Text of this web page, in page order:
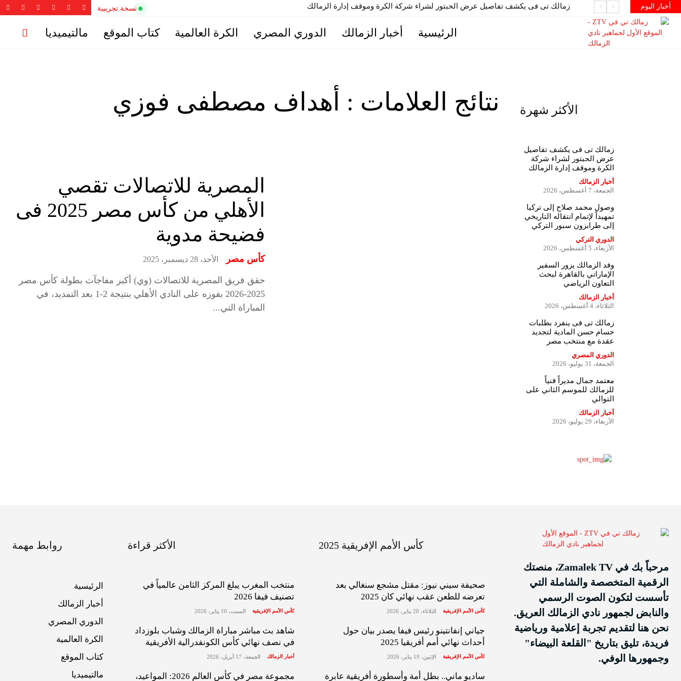
نسخة تجريبية أخبار اليوم زمالك تى فى يكشف تفاصيل عرض الحبتور لشراء شركة الكرة وموقف إدارة الزمالك
الرئيسية أخبار الزمالك الدوري المصري الكرة العالمية كتاب الموقع مالتيميديا
نتائج العلامات : أهداف مصطفى فوزي
المصرية للاتصالات تقصي
الأهلي من كأس مصر 2025 فى
فضيحة مدوية
كأس مصر الأحد، 28 ديسمبر، 2025
حقق فريق المصرية للاتصالات (وي) أكبر مفاجآت بطولة كأس مصر
2025-2026 بفوزه على النادي الأهلي بنتيجة 2-1 بعد التمديد، في
المباراة التي...
الأكثر شهرة
زمالك تى فى يكشف تفاصيل
عرض الحبتور لشراء شركة
الكرة وموقف إدارة الزمالك
أخبار الزمالك
الجمعة، 7 أغسطس، 2026
وصول محمد صلاح إلى تركيا
تمهيداً لإتمام انتقاله التاريخي
إلى طرابزون سبور التركي
الدوري التركي
الأربعاء، 5 أغسطس، 2026
وفد الزمالك يزور السفير
الإماراتي بالقاهرة لبحث
التعاون الرياضي
أخبار الزمالك
الثلاثاء، 4 أغسطس، 2026
زمالك تى فى ينفرد بطلبات
حسام حسن المادية لتجديد
عقدة مع منتخب مصر
الدوري المصري
الجمعة، 31 يوليو، 2026
معتمد جمال مديراً فنياً
للزمالك للموسم الثاني على
التوالي
أخبار الزمالك
الأربعاء، 29 يوليو، 2026
روابط مهمة
الرئيسية
أخبار الزمالك
الدوري المصري
الكرة العالمية
كتاب الموقع
مالتيميديا
الأكثر قراءة
منتخب المغرب يبلغ المركز الثامن عالمياً في
تصنيف فيفا 2026
كأس الأمم الإفريقية السبت، 10 يناير، 2026
شاهد بث مباشر مباراة الزمالك وشباب بلوزداد
في نصف نهائي كأس الكونفدرالية الأفريقية
أخبار الزمالك الجمعة، 17 أبريل، 2026
مجموعة مصر في كأس العالم 2026: المواعيد،
كأس الأمم الإفريقية 2025
صحيفة سيني نيوز: مقتل مشجع سنغالي بعد
تعرضه للطعن عقب نهائي كان 2025
كأس الأمم الإفريقية الثلاثاء، 20 يناير، 2026
جياني إنفانتينو رئيس فيفا يصدر بيان حول
أحداث نهائي أمم أفريقيا 2025
كأس الأمم الإفريقية الإثنين، 19 يناير، 2026
ساديو ماني.. بطل أمة وأسطورة أفريقية عابرة
مرحباً بك في Zamalek TV، منصتك
الرقمية المتخصصة والشاملة التي
تأسست لتكون الصوت الرسمي
والنابض لجمهور نادي الزمالك العريق.
نحن هنا لتقديم تجربة إعلامية ورياضية
فريدة، تليق بتاريخ "القلعة البيضاء"
وجمهورها الوفي.